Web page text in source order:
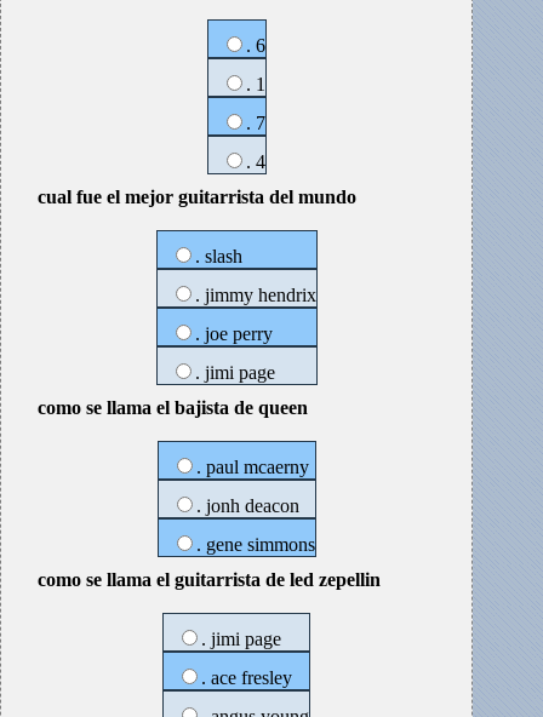
. 6
. 1
. 7
. 4
cual fue el mejor guitarrista del mundo
. slash
. jimmy hendrix
. joe perry
. jimi page
como se llama el bajista de queen
. paul mcaerny
. jonh deacon
. gene simmons
como se llama el guitarrista de led zepellin
. jimi page
. ace fresley